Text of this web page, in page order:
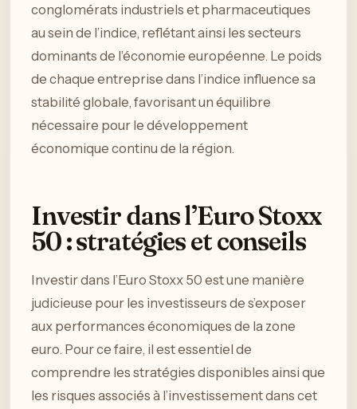
conglomérats industriels et pharmaceutiques
au sein de l’indice, reflétant ainsi les secteurs
dominants de l’économie européenne. Le poids
de chaque entreprise dans l’indice influence sa
stabilité globale, favorisant un équilibre
nécessaire pour le développement
économique continu de la région.
Investir dans l’Euro Stoxx
50 : stratégies et conseils
Investir dans l’Euro Stoxx 50 est une manière
judicieuse pour les investisseurs de s’exposer
aux performances économiques de la zone
euro. Pour ce faire, il est essentiel de
comprendre les stratégies disponibles ainsi que
les risques associés à l’investissement dans cet